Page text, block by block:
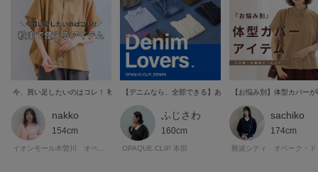
今、買い足したいのはコレ！ 秋まで長く着られるアイテム集めました
nakko
154cm
イオンモール木曽川 オペーク・ドット・クリップ
【デニムなら、全部できる】あなたの運命の一本は？美脚
ふじさわ
160cm
OPAQUE.CLIP 本部
【お悩み別】体型カバー
sachiko
174cm
難波